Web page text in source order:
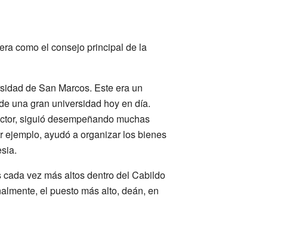
como el consejo principal de la
de San Marcos. Este era un
una gran universidad hoy en día.
siguió desempeñando muchas
ayudó a organizar los bienes
vez más altos dentro del Cabildo
el puesto más alto, deán, en